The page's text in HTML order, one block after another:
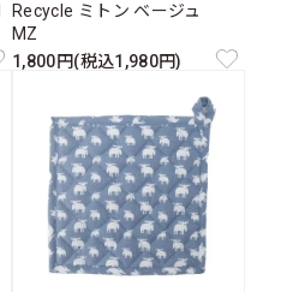
Recycle ミトン ベージュ
MZ
1,800円(税込1,980円)